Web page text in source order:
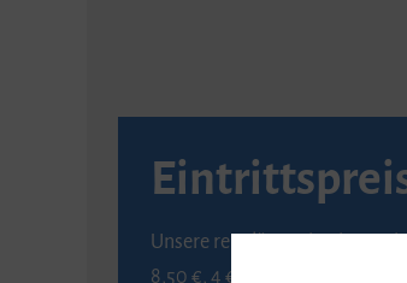
Unsere regulären
8,50 €, 4 € ermäßigt für